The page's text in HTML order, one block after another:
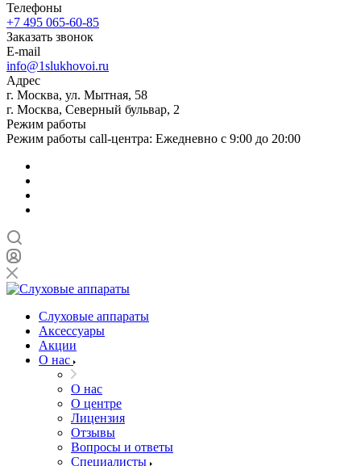
Телефоны
+7 495 065-60-85
Заказать звонок
E-mail
info@1slukhovoi.ru
Адрес
г. Москва, ул. Мытная, 58
г. Москва, Северный бульвар, 2
Режим работы
Режим работы call-центра: Ежедневно с 9:00 до 20:00
Слуховые аппараты
Аксессуары
Акции
О нас
О нас
О центре
Лицензия
Отзывы
Вопросы и ответы
Специалисты